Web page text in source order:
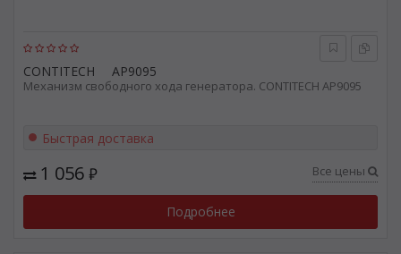
CONTITECH AP9095
Механизм свободного хода генератора. CONTITECH AP9095
Быстрая доставка
1 056 ₽ Все цены
Подробнее